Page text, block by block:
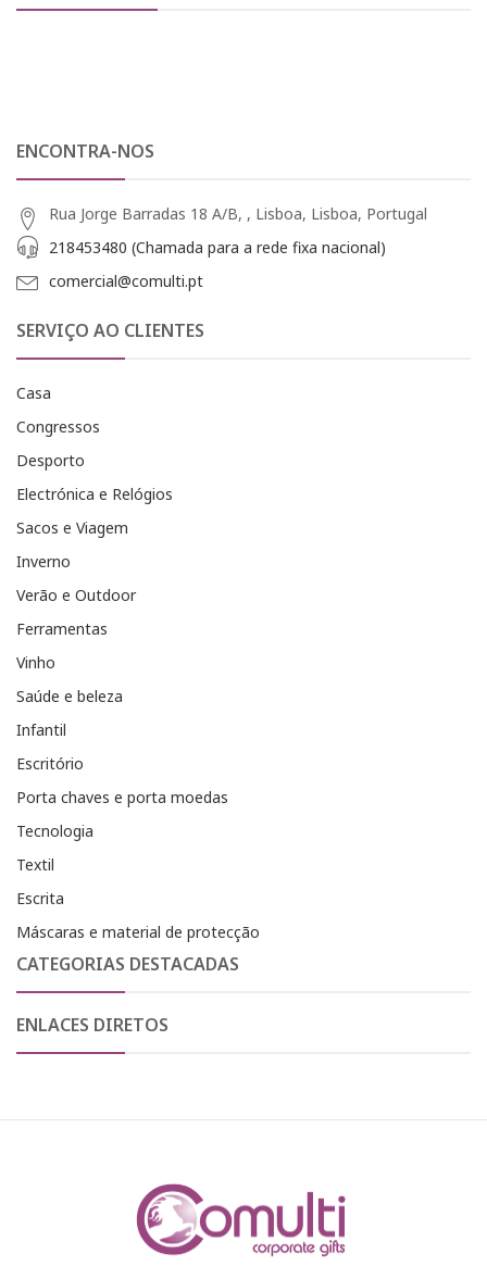
ENCONTRA-NOS
Rua Jorge Barradas 18 A/B, , Lisboa, Lisboa, Portugal
218453480 (Chamada para a rede fixa nacional)
comercial@comulti.pt
SERVIÇO AO CLIENTES
Casa
Congressos
Desporto
Electrónica e Relógios
Sacos e Viagem
Inverno
Verão e Outdoor
Ferramentas
Vinho
Saúde e beleza
Infantil
Escritório
Porta chaves e porta moedas
Tecnologia
Textil
Escrita
Máscaras e material de protecção
CATEGORIAS DESTACADAS
ENLACES DIRETOS